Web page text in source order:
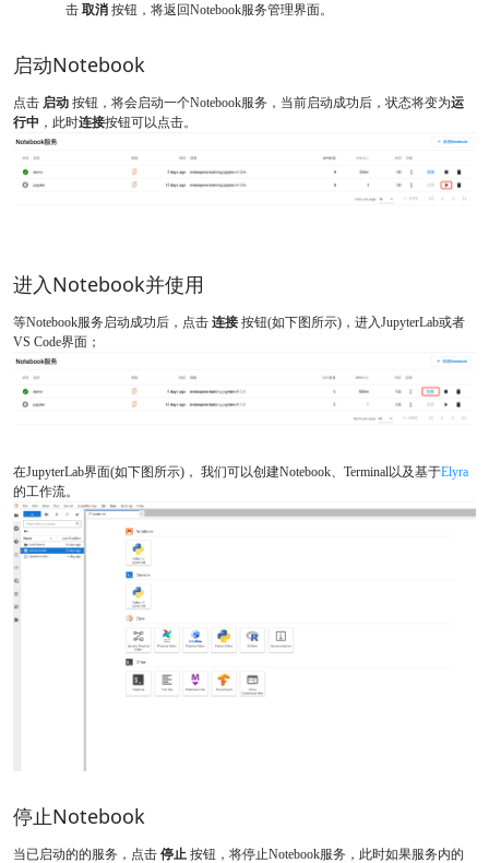
击 取消 按钮，将返回Notebook服务管理界面。
启动Notebook
点击 启动 按钮，将会启动一个Notebook服务，当前启动成功后，状态将变为运
行中 ，此时连接按钮可以点击。
进入Notebook并使用
等Notebook服务启动成功后，点击 连接 按钮(如下图所示)，进入JupyterLab或者
VS Code界面；
在JupyterLab界面(如下图所示)， 我们可以创建Notebook、Terminal以及基于Elyra
的工作流。
停止Notebook
当已启动的的服务，点击 停止 按钮，将停止Notebook服务，此时如果服务内的